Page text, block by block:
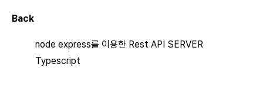
Back
node express를 이용한 Rest API SERVER
Typescript